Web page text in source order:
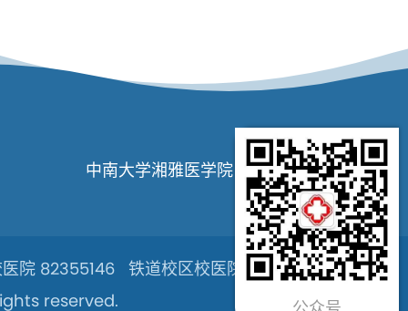
中南大学湘雅医学院
院 82355146 铁道校区校医院 82655264
reserved.